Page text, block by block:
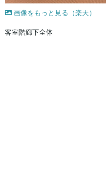
画像をもっと見る（楽天）
客室階廊下全体